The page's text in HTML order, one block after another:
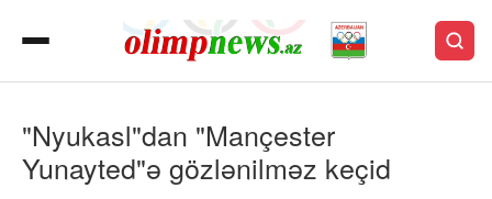
"Nyukasl"dan "Mançester
Yunayted"ə gözlənilməz keçid